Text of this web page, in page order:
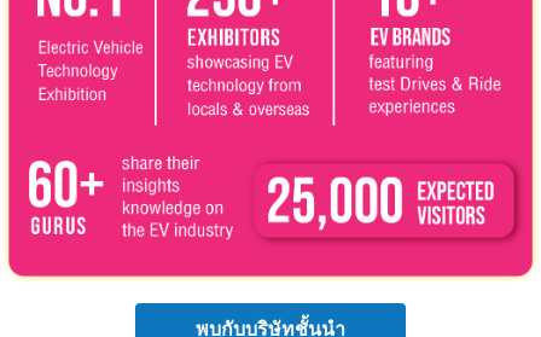
พบกับบริษัทชั้นนำ